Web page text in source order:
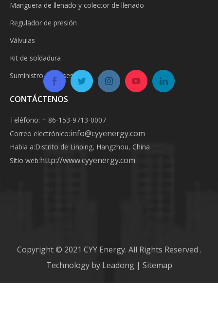
Manguera de llenado y colector de llenado
Regulador de presión
Válvulas
Kit de soldadura
Suministro de gases
CONTÁCTENOS
Teléfono: + 86-153-9713-0007
Correo electrónico:info@cyyenergy.com
Habla a:Distrito de Linping, Hangzhou, China
Sitio web:http://www.cyyenergy.com
Copyright © 2021 CYY Energy. All Rights Reserved .
Technology by Leadong | Sitemap